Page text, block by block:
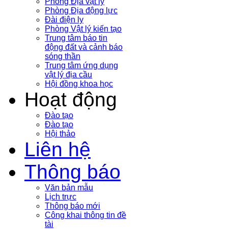
Phòng Địa động lực
Đài điện ly
Phòng Vật lý kiến tạo
Trung tâm báo tin
động đất và cảnh báo
sóng thần
Trung tâm ứng dụng
vật lý địa cầu
Hội đồng khoa học
Hoạt động
Đào tạo
Đào tạo
Hội thảo
Liên hệ
Thông báo
Văn bản mẫu
Lịch trực
Thông báo mới
Công khai thông tin đề
tài